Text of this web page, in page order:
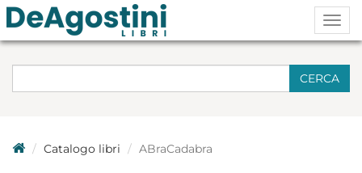
CERCA
Catalogo libri ABraCadabra